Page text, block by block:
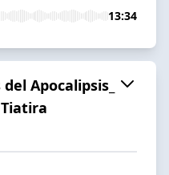
13:34
Apocalipsis_